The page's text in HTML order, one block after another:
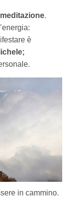
.
è
in cammino.